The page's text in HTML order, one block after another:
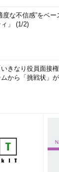
度な不信感”をベ
ィ」 (1/2)
いきなり役員面接
ムから「挑戦状」